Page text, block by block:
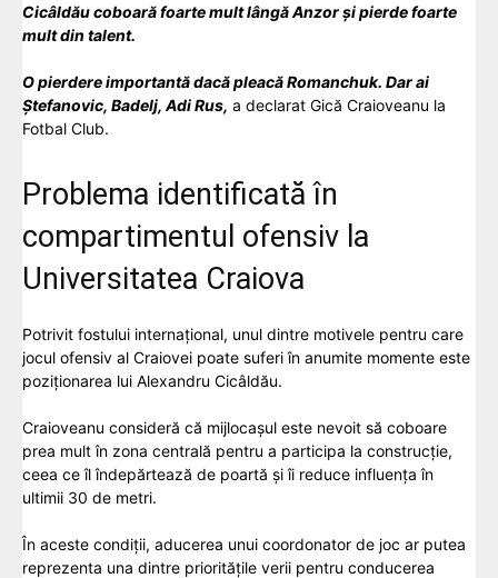
Cicâldău coboară foarte mult lângă Anzor și pierde foarte
mult din talent.
O pierdere importantă dacă pleacă Romanchuk. Dar ai
Ștefanovic, Badelj, Adi Rus, a declarat Gică Craioveanu la
Fotbal Club.
Problema identificată în
compartimentul ofensiv la
Universitatea Craiova
Potrivit fostului internațional, unul dintre motivele pentru care
jocul ofensiv al Craiovei poate suferi în anumite momente este
poziționarea lui Alexandru Cicâldău.
Craioveanu consideră că mijlocașul este nevoit să coboare
prea mult în zona centrală pentru a participa la construcție,
ceea ce îl îndepărtează de poartă și îi reduce influența în
ultimii 30 de metri.
În aceste condiții, aducerea unui coordonator de joc ar putea
reprezenta una dintre prioritățile verii pentru conducerea